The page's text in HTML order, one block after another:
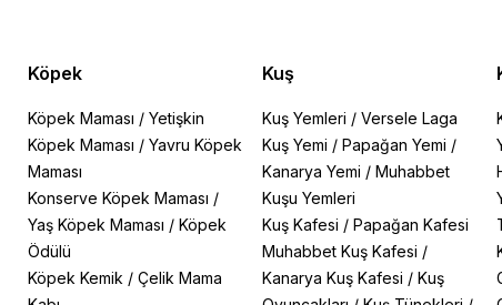
Köpek
Köpek Maması /Yetişkin
Köpek Maması /Yavru Köpek
Maması
Konserve Köpek Maması /
Yaş Köpek Maması /Köpek
Ödülü
Köpek Kemik /Çelik Mama
Kuş
Kuş Yemleri / Versele Laga
Kuş Yemi / Papağan Yemi /
Kanarya Yemi / Muhabbet
Kuşu Yemleri
Kuş Kafesi / Papağan Kafesi
Muhabbet Kuş Kafesi /
Kanarya Kuş Kafesi / Kuş